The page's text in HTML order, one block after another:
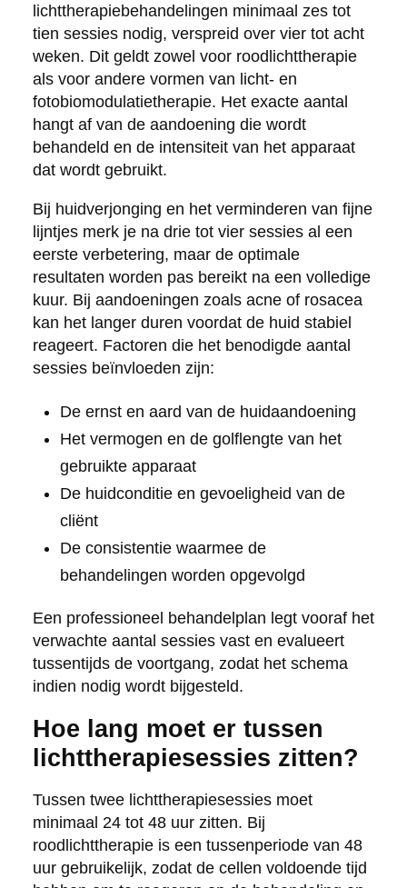
lichttherapiebehandelingen minimaal zes tot
tien sessies nodig, verspreid over vier tot acht
weken. Dit geldt zowel voor roodlichttherapie
als voor andere vormen van licht- en
fotobiomodulatietherapie. Het exacte aantal
hangt af van de aandoening die wordt
behandeld en de intensiteit van het apparaat
dat wordt gebruikt.
Bij huidverjonging en het verminderen van fijne
lijntjes merk je na drie tot vier sessies al een
eerste verbetering, maar de optimale
resultaten worden pas bereikt na een volledige
kuur. Bij aandoeningen zoals acne of rosacea
kan het langer duren voordat de huid stabiel
reageert. Factoren die het benodigde aantal
sessies beïnvloeden zijn:
De ernst en aard van de huidaandoening
Het vermogen en de golflengte van het
gebruikte apparaat
De huidconditie en gevoeligheid van de
cliënt
De consistentie waarmee de
behandelingen worden opgevolgd
Een professioneel behandelplan legt vooraf het
verwachte aantal sessies vast en evalueert
tussentijds de voortgang, zodat het schema
indien nodig wordt bijgesteld.
Hoe lang moet er tussen
lichttherapiesessies zitten?
Tussen twee lichttherapiesessies moet
minimaal 24 tot 48 uur zitten. Bij
roodlichttherapie is een tussenperiode van 48
uur gebruikelijk, zodat de cellen voldoende tijd